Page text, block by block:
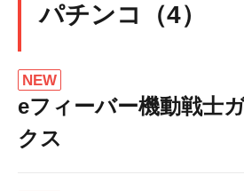
パチンコ（4）
NEW
eフィーバー機動戦士
クス